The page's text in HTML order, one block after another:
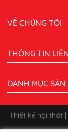
VỀ CHÚNG TÔI
THÔNG TIN
DANH MỤC SẢN
Thiết kế nội thất